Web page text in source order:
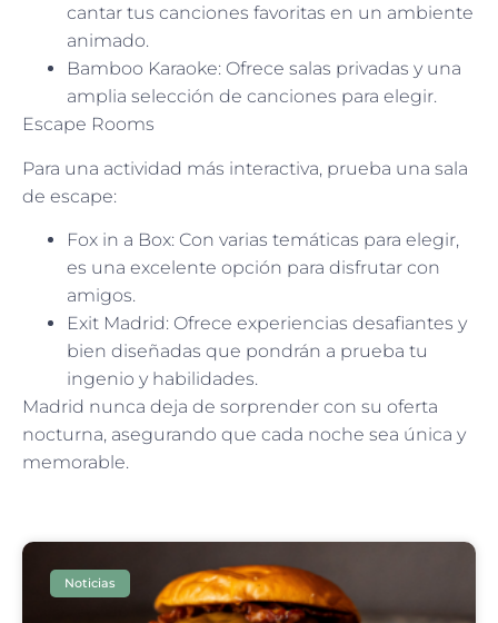
cantar tus canciones favoritas en un ambiente
animado.
Bamboo Karaoke: Ofrece salas privadas y una
amplia selección de canciones para elegir.
Escape Rooms
Para una actividad más interactiva, prueba una sala
de escape:
Fox in a Box: Con varias temáticas para elegir,
es una excelente opción para disfrutar con
amigos.
Exit Madrid: Ofrece experiencias desafiantes y
bien diseñadas que pondrán a prueba tu
ingenio y habilidades.
Madrid nunca deja de sorprender con su oferta
nocturna, asegurando que cada noche sea única y
memorable.
Noticias